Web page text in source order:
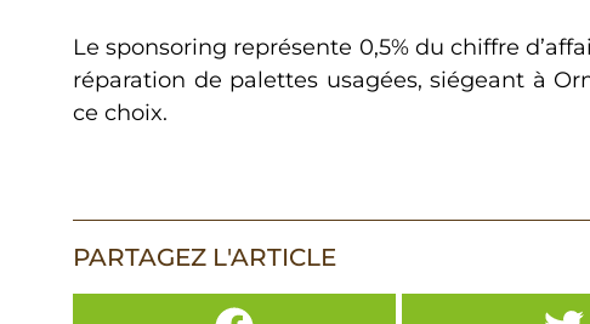
Le sponsoring représente 0,5% du chiffre
réparation de palettes usagées, siégeant à
ce choix.
PARTAGEZ L'ARTICLE